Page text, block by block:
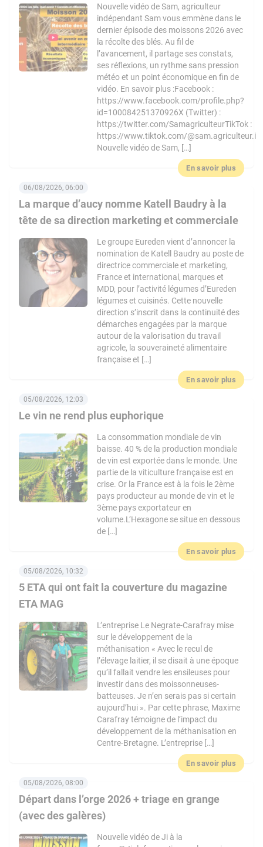
Nouvelle vidéo de Sam, agriculteur
indépendant Sam vous emmène dans le
dernier épisode des moissons 2026 avec
la récolte des blés. Au fil de
l’avancement, il partage ses constats,
ses réflexions, un rythme sans pression
météo et un point économique en fin de
vidéo. En savoir plus :Facebook :
https://www.facebook.com/profile.php?
id=100084251370926X (Twitter) :
https://twitter.com/SamagriculteurTikTok :
https://www.tiktok.com/@sam.agriculteur.i
Nouvelle vidéo de Sam, […]
En savoir plus
La marque d’aucy nomme Katell Baudry à la
tête de sa direction marketing et commerciale
06/08/2026, 06:00
Le groupe Eureden vient d’annoncer la
nomination de Katell Baudry au poste de
directrice commerciale et marketing,
France et international, marques et
MDD, pour l’activité légumes d’Eureden
légumes et cuisinés. Cette nouvelle
direction s’inscrit dans la continuité des
démarches engagées par la marque
autour de la valorisation du travail
agricole, la souveraineté alimentaire
française et […]
En savoir plus
Le vin ne rend plus euphorique
05/08/2026, 12:03
La consommation mondiale de vin
baisse. 40 % de la production mondiale
de vin est exportée dans le monde. Une
partie de la viticulture française est en
crise. Or la France est à la fois le 2ème
pays producteur au monde de vin et le
3ème pays exportateur en
volume.L’Hexagone se situe en dessous
de […]
En savoir plus
5 ETA qui ont fait la couverture du magazine
ETA MAG
05/08/2026, 10:32
L’entreprise Le Negrate-Carafray mise
sur le développement de la
méthanisation « Avec le recul de
l’élevage laitier, il se disait à une époque
qu’il fallait vendre les ensileuses pour
investir dans des moissonneuses-
batteuses. Je n’en serais pas si certain
aujourd’hui ». Par cette phrase, Maxime
Carafray témoigne de l’impact du
développement de la méthanisation en
Centre-Bretagne. L’entreprise […]
En savoir plus
Départ dans l’orge 2026 + triage en grange
(avec des galères)
05/08/2026, 08:00
Nouvelle vidéo de Ji à la